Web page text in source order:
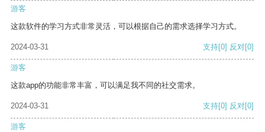
游客
这款软件的学习方式非常灵活，可以根据自己的需求选择学习方式。
2024-03-31 支持[0] 反对[0]
游客
这款app的功能非常丰富，可以满足我不同的社交需求。
2024-03-31 支持[0] 反对[0]
游客